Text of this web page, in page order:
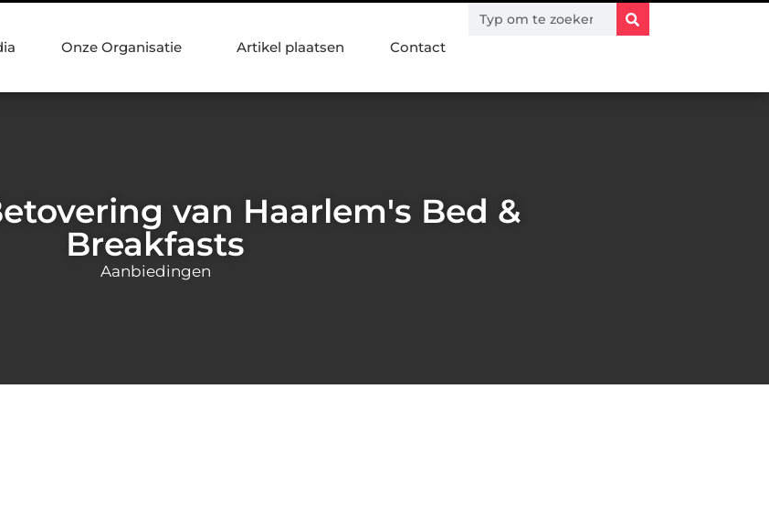
Onze Organisatie Artikel plaatsen Contact
van Haarlem's Bed &
Breakfasts
Aanbiedingen